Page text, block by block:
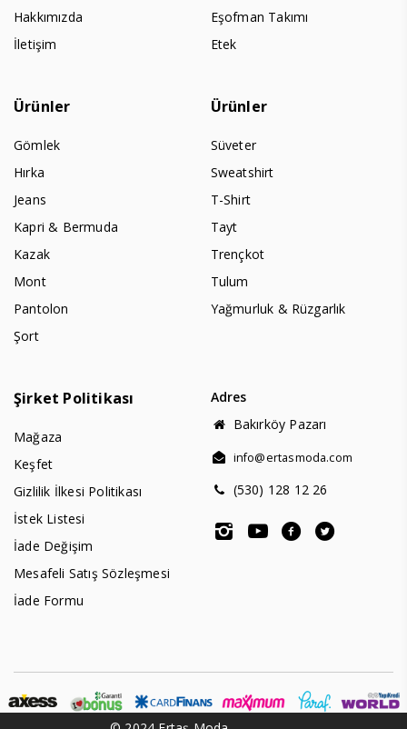
Hakkımızda
İletişim
Eşofman Takımı
Etek
Ürünler
Gömlek
Hırka
Jeans
Kapri & Bermuda
Kazak
Mont
Pantolon
Şort
Ürünler
Süveter
Sweatshirt
T-Shirt
Tayt
Trençkot
Tulum
Yağmurluk & Rüzgarlık
Şirket Politikası
Mağaza
Keşfet
Gizlilik İlkesi Politikası
İstek Listesi
İade Değişim
Mesafeli Satış Sözleşmesi
İade Formu
Adres
Bakırköy Pazarı
info@ertasmoda.com
(530) 128 12 26